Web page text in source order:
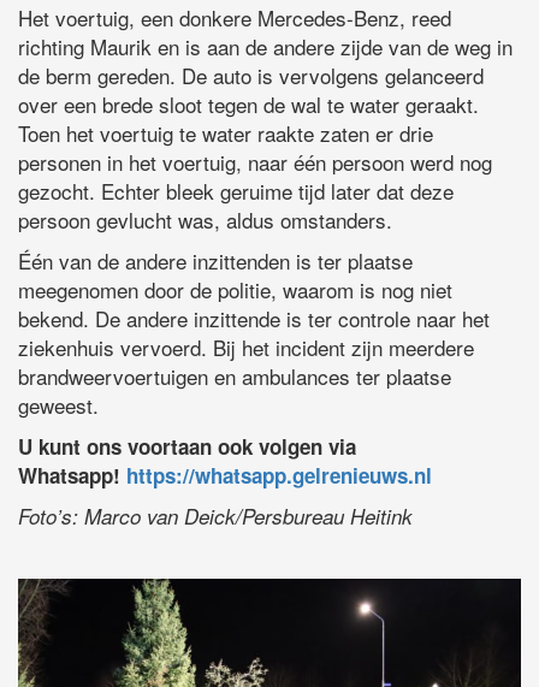
Het voertuig, een donkere Mercedes-Benz, reed
richting Maurik en is aan de andere zijde van de weg in
de berm gereden. De auto is vervolgens gelanceerd
over een brede sloot tegen de wal te water geraakt.
Toen het voertuig te water raakte zaten er drie
personen in het voertuig, naar één persoon werd nog
gezocht. Echter bleek geruime tijd later dat deze
persoon gevlucht was, aldus omstanders.
Één van de andere inzittenden is ter plaatse
meegenomen door de politie, waarom is nog niet
bekend. De andere inzittende is ter controle naar het
ziekenhuis vervoerd. Bij het incident zijn meerdere
brandweervoertuigen en ambulances ter plaatse
geweest.
U kunt ons voortaan ook volgen via
Whatsapp! https://whatsapp.gelrenieuws.nl
Foto’s: Marco van Deick/Persbureau Heitink